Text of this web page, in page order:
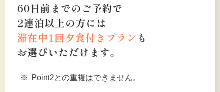
60日前までのご予約で
2連泊以上の方には
滞在中1回夕食付きプラン も
お選びいただけます。
Point2との重複はできません。